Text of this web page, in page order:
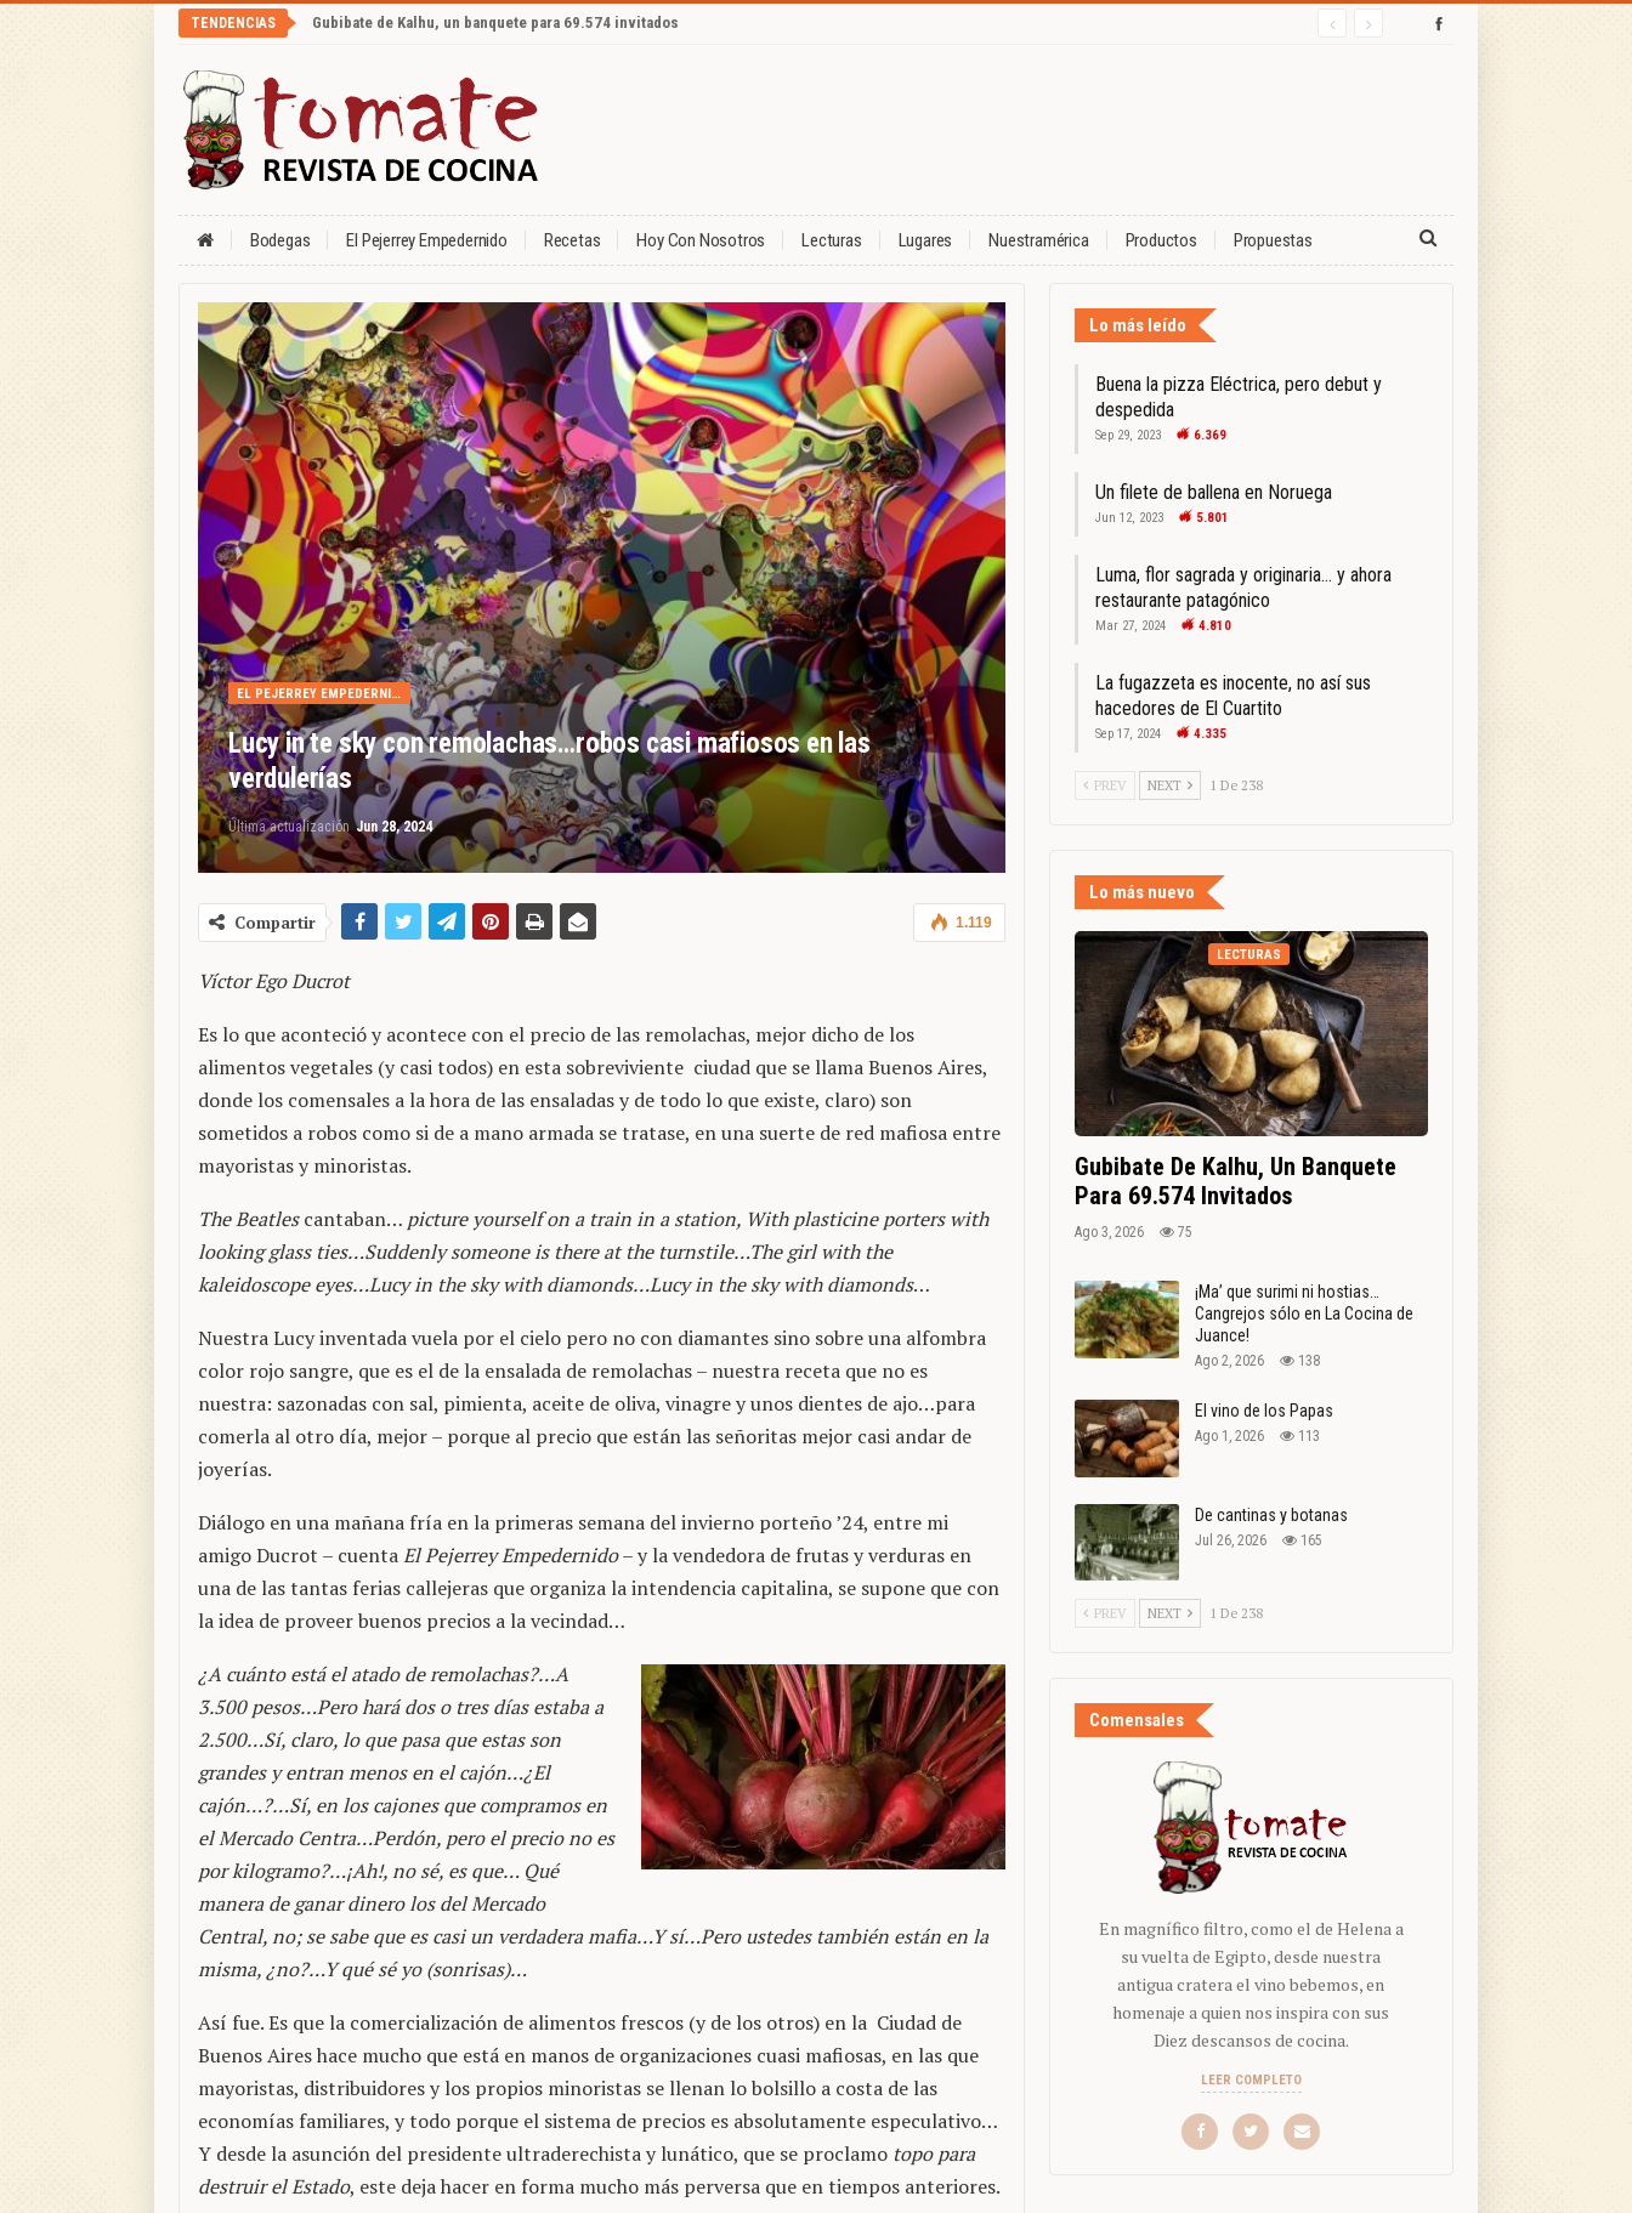
TENDENCIAS Gubibate de Kalhu, un banquete para 69.574 invitados
Bodegas El Pejerrey Empedernido Recetas Hoy Con Nosotros Lecturas Lugares Nuestramérica Productos Propuestas
EL PEJERREY EMPEDERNIDO
Lucy in te sky con remolachas…robos casi mafiosos en las
verdulerías
Última actualización Jun 28, 2024
1.119
Compartir
Víctor Ego Ducrot
Es lo que aconteció y acontece con el precio de las remolachas, mejor dicho de los
alimentos vegetales (y casi todos) en esta sobreviviente ciudad que se llama Buenos Aires,
donde los comensales a la hora de las ensaladas y de todo lo que existe, claro) son
sometidos a robos como si de a mano armada se tratase, en una suerte de red mafiosa entre
mayoristas y minoristas.
The Beatlescantaban… picture yourself on a train in a station, With plasticine porters with
looking glass ties…Suddenly someone is there at the turnstile…The girl with the
kaleidoscope eyes…Lucy in the sky with diamonds…Lucy in the sky with diamonds…
Nuestra Lucy inventada vuela por el cielo pero no con diamantes sino sobre una alfombra
color rojo sangre, que es el de la ensalada de remolachas – nuestra receta que no es
nuestra: sazonadas con sal, pimienta, aceite de oliva, vinagre y unos dientes de ajo…para
comerla al otro día, mejor – porque al precio que están las señoritas mejor casi andar de
joyerías.
Diálogo en una mañana fría en la primeras semana del invierno porteño ’24, entre mi
amigo Ducrot – cuentaEl Pejerrey Empedernido– y la vendedora de frutas y verduras en
una de las tantas ferias callejeras que organiza la intendencia capitalina, se supone que con
la idea de proveer buenos precios a la vecindad…
¿A cuánto está el atado de remolachas?…A
3.500 pesos…Pero hará dos o tres días estaba a
2.500…Sí, claro, lo que pasa que estas son
grandes y entran menos en el cajón…¿El
cajón…?…Sí, en los cajones que compramos en
el Mercado Centra…Perdón, pero el precio no es
por kilogramo?…¡Ah!, no sé, es que… Qué
manera de ganar dinero los del Mercado
Central, no; se sabe que es casi un verdadera mafia…Y sí…Pero ustedes también están en la
misma, ¿no?…Y qué sé yo (sonrisas)…
Así fue. Es que la comercialización de alimentos frescos (y de los otros) en la Ciudad de
Buenos Aires hace mucho que está en manos de organizaciones cuasi mafiosas, en las que
mayoristas, distribuidores y los propios minoristas se llenan lo bolsillo a costa de las
economías familiares, y todo porque el sistema de precios es absolutamente especulativo…
Y desde la asunción del presidente ultraderechista y lunático, que se proclamo topo para
destruir el Estado, este deja hacer en forma mucho más perversa que en tiempos anteriores.
Lo más leído
Buena la pizza Eléctrica, pero debut y
despedida
Sep 29, 2023 6.369
Un filete de ballena en Noruega
Jun 12, 2023 5.801
Luma, flor sagrada y originaria… y ahora
restaurante patagónico
Mar 27, 2024 4.810
La fugazzeta es inocente, no así sus
hacedores de El Cuartito
Sep 17, 2024 4.335
PREV NEXT 1 De 238
Lo más nuevo
LECTURAS
Gubibate De Kalhu, Un Banquete
Para 69.574 Invitados
Ago 3, 2026 75
¡Ma’ que surimi ni hostias…
Cangrejos sólo en La Cocina de
Juance!
Ago 2, 2026 138
El vino de los Papas
Ago 1, 2026 113
De cantinas y botanas
Jul 26, 2026 165
PREV NEXT 1 De 238
Comensales
En magnífico filtro, como el de Helena a
su vuelta de Egipto, desde nuestra
antigua cratera el vino bebemos, en
homenaje a quien nos inspira con sus
Diez descansos de cocina.
LEER COMPLETO